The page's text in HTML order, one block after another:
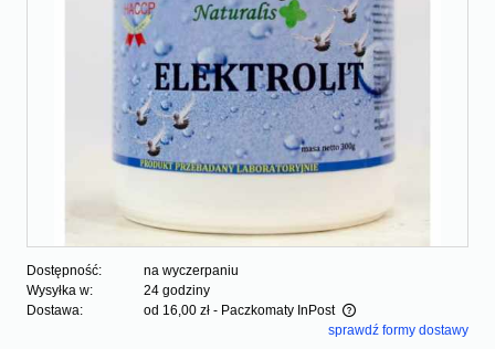
Dostępność:
na wyczerpaniu
Wysyłka w:
24 godziny
Dostawa:
od 16,00 zł - Paczkomaty InPost
Cena nie zawiera ewentualnych kosztów płatnościsprawdź formy dostawy